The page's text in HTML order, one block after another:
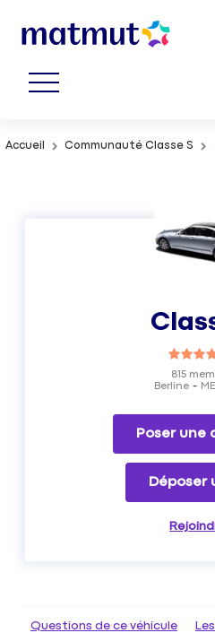
Accueil Communauté Classe S
Berline
815
Poser une
Déposer
Questions de ce véhicule